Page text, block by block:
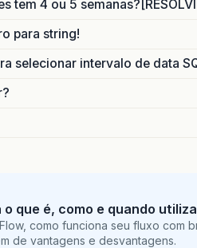
tem 4 ou 5
para string!
selecionar intervalo de data
o que é, como e quando
como funciona seu fluxo com
de vantagens e desvantagens.